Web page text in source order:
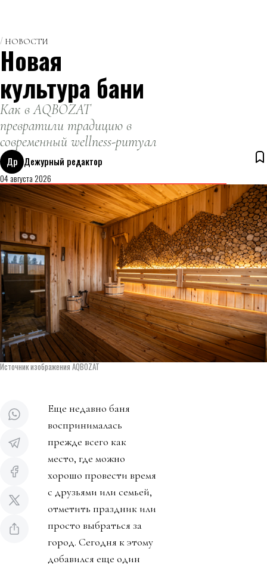
НОВОСТИ
Новая
культура бани
Как в AQBOZAT
превратили традицию в
современный wellness-ритуал
Др Дежурный редактор
04 августа 2026
Источник изображения AQBOZAT
Еще недавно баня
воспринималась
прежде всего как
место, где можно
хорошо провести время
с друзьями или семьей,
отметить праздник или
просто выбраться за
город. Сегодня к этому
добавился еще один